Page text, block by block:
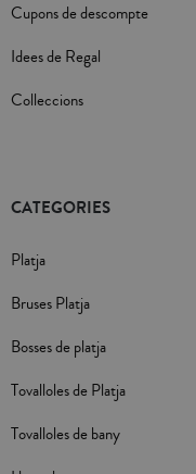
Cupons de descompte
Idees de Regal
Colleccions
CATEGORIES
Platja
Bruses Platja
Bosses de platja
Tovalloles de Platja
Tovalloles de bany